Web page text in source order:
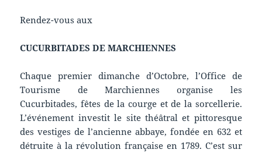
Rendez-vous aux
CUCURBITADES DE MARCHIENNES
Chaque premier dimanche d’Octobre, l’Office de
Tourisme de Marchiennes organise les
Cucurbitades, fêtes de la courge et de la sorcellerie.
L’événement investit le site théâtral et pittoresque
des vestiges de l’ancienne abbaye, fondée en 632 et
détruite à la révolution française en 1789. C’est sur